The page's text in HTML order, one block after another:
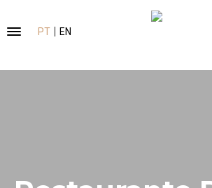
PT |EN